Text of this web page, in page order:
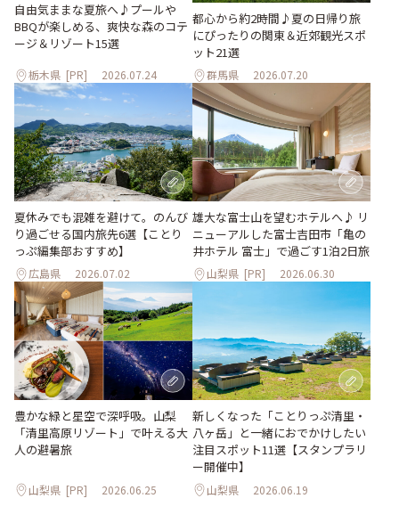
自由気ままな夏旅へ♪プールや
BBQが楽しめる、爽快な森のコテ
ージ＆リゾート15選
栃木県 [PR] 2026.07.24
都心から約2時間♪夏の日帰り旅
にぴったりの関東＆近郊観光スポ
ット21選
群馬県 2026.07.20
夏休みでも混雑を避けて。のんび
り過ごせる国内旅先6選【ことり
っぷ編集部おすすめ】
広島県 2026.07.02
雄大な富士山を望むホテルへ♪ リ
ニューアルした富士吉田市「亀の
井ホテル 富士」で過ごす1泊2日旅
山梨県 [PR] 2026.06.30
豊かな緑と星空で深呼吸。山梨
「清里高原リゾート」で叶える大
人の避暑旅
山梨県 [PR] 2026.06.25
新しくなった「ことりっぷ清里・
八ヶ岳」と一緒におでかけしたい
注目スポット11選【スタンプラリ
ー開催中】
山梨県 2026.06.19